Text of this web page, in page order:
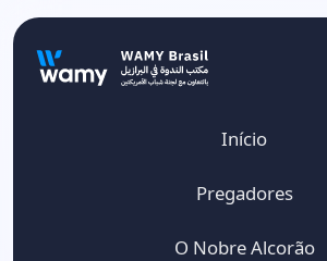
Início
Pregadores
O Nobre Alcorão